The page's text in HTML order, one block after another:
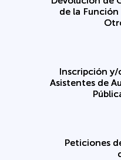
de la Función
Inscripción y/
Asistentes de
Peticiones